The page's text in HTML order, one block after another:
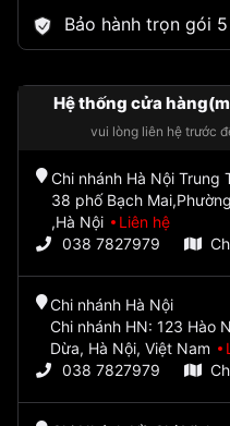
Bảo hành trọn gói
Hệ thống cửa
vui lòng liên hệ trước
Chi nhánh Hà Nội Trung
38 phố Bạch
,Hà Nội
Liên hệ
038 7827979
Chi nhánh Hà Nội
Chi nhánh HN: 123 Hào
Dừa, Hà Nội, Việt Nam
038 7827979